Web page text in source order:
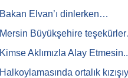
Bakan Elvan’ı dinlerken…
Mersin Büyükşehire
Kimse Aklımızla Alay
Halkoylamasında ortalık